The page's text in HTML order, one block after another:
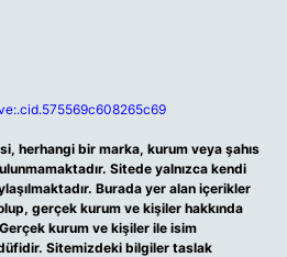
herhangi bir marka, kurum veya şahıs
Sitede yalnızca kendi
Burada yer alan içerikler
gerçek kurum ve kişiler hakkında
kurum ve kişiler ile isim
Sitemizdeki bilgiler taslak